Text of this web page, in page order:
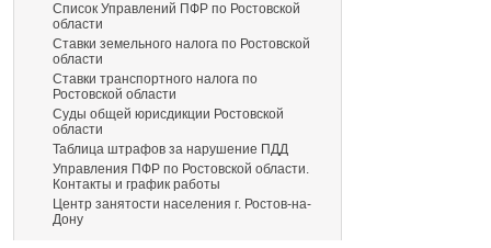
Список Управлений ПФР по Ростовской
области
Ставки земельного налога по Ростовской
области
Ставки транспортного налога по
Ростовской области
Суды общей юрисдикции Ростовской
области
Таблица штрафов за нарушение ПДД
Управления ПФР по Ростовской области.
Контакты и график работы
Центр занятости населения г. Ростов-на-
Дону